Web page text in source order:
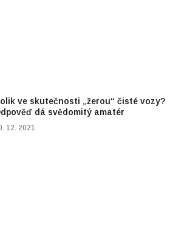
ve skutečnosti „žerou“ čisté vozy?
dá svědomitý amatér
12. 2021